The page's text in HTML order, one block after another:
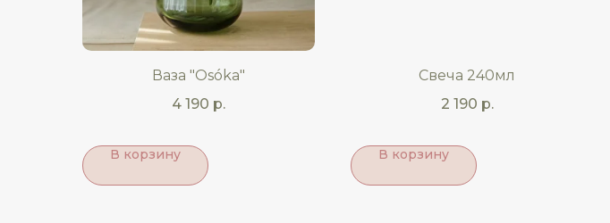
Ваза "Osóka"
4 190 р.
В корзину
Свеча 240мл
2 190 р.
В корзину